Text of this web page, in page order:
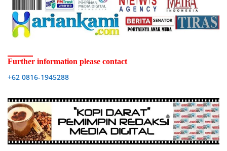
Further information please contact
+62 0816-1945288